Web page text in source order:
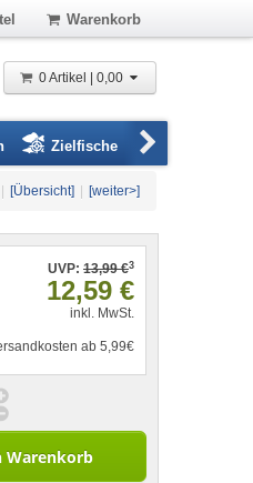
Warenkorb
0 Artikel | 0,00
Zielfische
[Übersicht] [weiter>]
UVP: 13,99 €3
12,59 €
inkl. MwSt.
ab 5,99€
Warenkorb